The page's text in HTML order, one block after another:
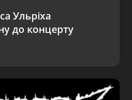
Ульріха
до концерту